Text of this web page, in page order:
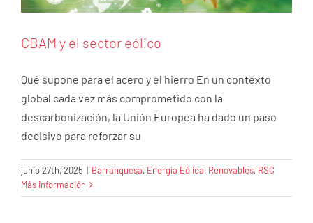
CBAM y el sector eólico
Qué supone para el acero y el hierro En un contexto
global cada vez más comprometido con la
descarbonización, la Unión Europea ha dado un paso
decisivo para reforzar su
junio 27th, 2025 | Barranquesa, Energía Eólica, Renovables, RSC
Más información
De la medición a la acción: cómo actuamos
frente a la huella de carbono en Industrial